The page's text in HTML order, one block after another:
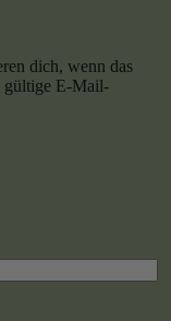
dich, wenn das
gültige E-Mail-